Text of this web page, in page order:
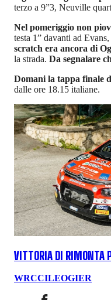
terzo a 9”3, Neuville
Nel pomeriggio non
testa 1” davanti ad
scratch era ancora di
la strada. Da segnalare
Domani la tappa finale
dalle ore 18.15 italiane.
VITTORIA DI RIMONTA
WRCCILEOGIER